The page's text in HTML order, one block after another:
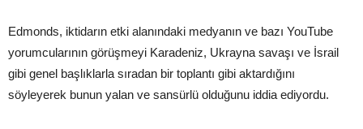
Edmonds, iktidarın etki alanındaki medyanın ve bazı YouTube
yorumcularının görüşmeyi Karadeniz, Ukrayna savaşı ve İsrail
gibi genel başlıklarla sıradan bir toplantı gibi aktardığını
söyleyerek bunun yalan ve sansürlü olduğunu iddia ediyordu.